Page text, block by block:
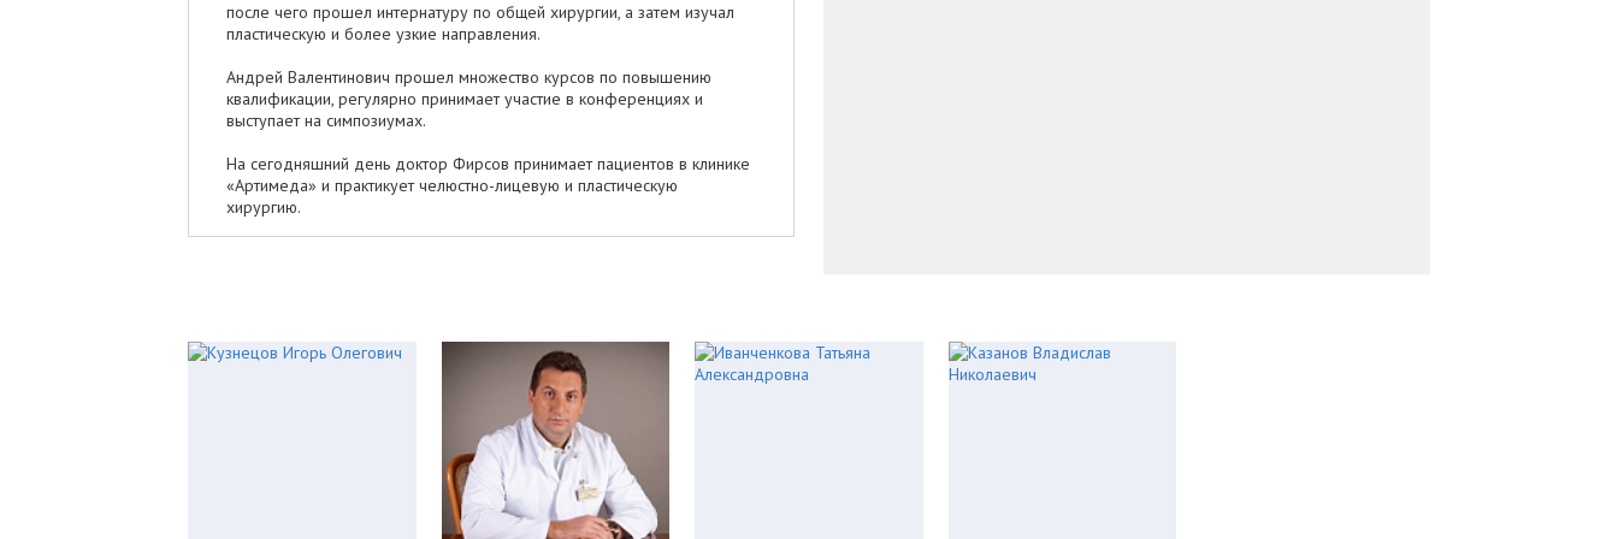
после чего прошел интернатуру по общей хирургии, а затем изучал
пластическую и более узкие направления.
Андрей Валентинович прошел множество курсов по повышению
квалификации, регулярно принимает участие в конференциях и
выступает на симпозиумах.
На сегодняшний день доктор Фирсов принимает пациентов в клинике
«Артимеда» и практикует челюстно-лицевую и пластическую
хирургию.